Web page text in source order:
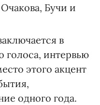
Бучи и
в
голоса, интервью
этого акцент
одного года.